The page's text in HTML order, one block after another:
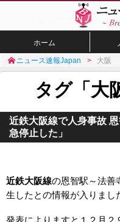
ホーム
ニュース速報Japan 大阪
タグ「大
近鉄大阪線で人身事故
急停止した」
近鉄大阪線の恩智駅～法善
生したとの情報が入りまし
発表によりますと１２月２